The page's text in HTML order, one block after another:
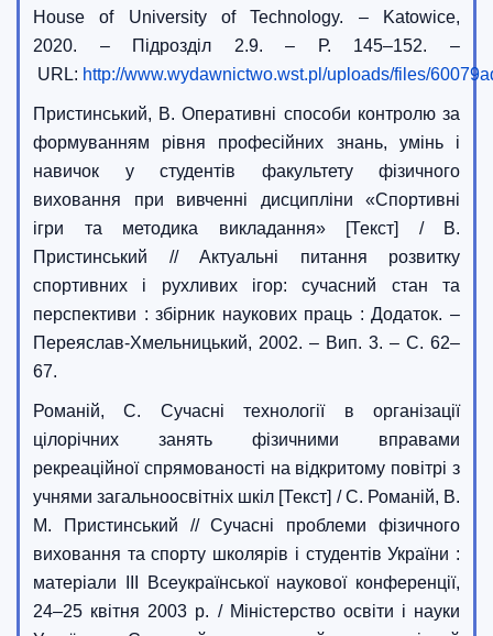
House of University of Technology. – Katowice,
2020. – Підрозділ 2.9. – Р. 145–152. –
URL: http://www.wydawnictwo.wst.pl/uploads/files/
Пристинський, В. Оперативні способи контролю за
формуванням рівня професійних знань, умінь і
навичок у студентів факультету фізичного
виховання при вивченні дисципліни «Спортивні
ігри та методика викладання» [Текст] / В.
Пристинський // Актуальні питання розвитку
спортивних і рухливих ігор: сучасний стан та
перспективи : збірник наукових праць : Додаток. –
Переяслав-Хмельницький, 2002. – Вип. 3. – С. 62–
67.
Романій, С. Сучасні технології в організації
цілорічних занять фізичними вправами
рекреаційної спрямованості на відкритому повітрі з
учнями загальноосвітніх шкіл [Текст] / С. Романій, В.
М. Пристинський // Сучасні проблеми фізичного
виховання та спорту школярів і студентів України :
матеріали ІІІ Всеукраїнської наукової конференції,
24–25 квітня 2003 р. / Міністерство освіти і науки